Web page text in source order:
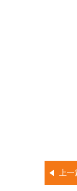
上